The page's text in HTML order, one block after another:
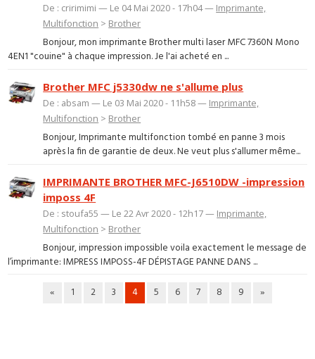
De : cririmimi — Le 04 Mai 2020 - 17h04 — Imprimante,
Multifonction > Brother
Bonjour, mon imprimante Brother multi laser MFC 7360N Mono
4EN1 "couine" à chaque impression. Je l'ai acheté en ...
Brother MFC j5330dw ne s'allume plus
De : absam — Le 03 Mai 2020 - 11h58 — Imprimante,
Multifonction > Brother
Bonjour, Imprimante multifonction tombé en panne 3 mois
après la fin de garantie de deux. Ne veut plus s'allumer même...
IMPRIMANTE BROTHER MFC-J6510DW -impression
imposs 4F
De : stoufa55 — Le 22 Avr 2020 - 12h17 — Imprimante,
Multifonction > Brother
Bonjour, impression impossible voila exactement le message de
l’imprimante: IMPRESS IMPOSS-4F DÉPISTAGE PANNE DANS ...
« 1 2 3 4 5 6 7 8 9 »